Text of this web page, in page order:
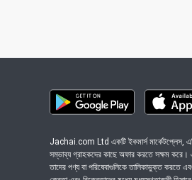
Jachai.com Ltd একটি ইকমার্স মার্কেটপ্লেস, এটি
সম্ভাব্য গ্রাহকদের কাছে অফার করতে সক্ষম করে।
তাদের পণ্য বা পরিষেবাগুলিকে তালিকাভুক্ত